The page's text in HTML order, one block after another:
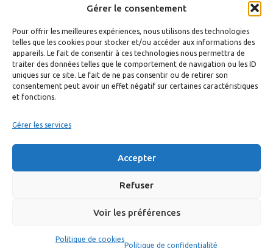
Gérer le consentement
Pour offrir les meilleures expériences, nous utilisons des technologies
telles que les cookies pour stocker et/ou accéder aux informations des
appareils. Le fait de consentir à ces technologies nous permettra de
traiter des données telles que le comportement de navigation ou les ID
uniques sur ce site. Le fait de ne pas consentir ou de retirer son
consentement peut avoir un effet négatif sur certaines caractéristiques
et fonctions.
Gérer les services
Accepter
Refuser
Voir les préférences
Politique de cookies
Politique de confidentialité
LIENS UTILES
Accueil
Formulaire de contact
Gambs TV
Mentions légales
Politique de confidentialité